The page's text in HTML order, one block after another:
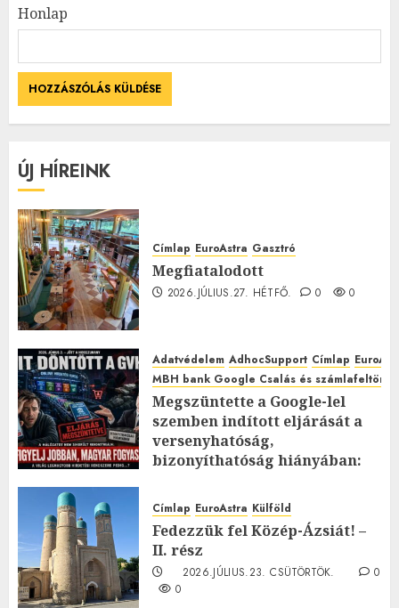
Honlap
ÚJ HÍREINK
Címlap EuroAstra Gasztró
Megfiatalodott
2026.JÚLIUS.27. HÉTFŐ. 0 0
Adatvédelem AdhocSupport Címlap
MBH bank Google Csalás és
Megszüntette a Google-lel
szemben indított eljárását a
versenyhatóság,
bizonyíthatóság hiányában:
2026.JÚLIUS.23. CSÜTÖRTÖK.
0
Címlap EuroAstra Külföld
Fedezzük fel Közép-Ázsiát! –
II. rész
2026.JÚLIUS.23. CSÜTÖRTÖK.
0
0